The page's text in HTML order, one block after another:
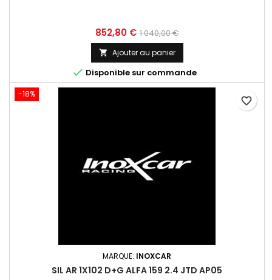
Prix
852,80 € Prix
de
base
1 040,00 €
 Ajouter au panier
 Disponible sur commande
-18%
MARQUE: INOXCAR
SIL AR 1X102 D+G ALFA 159 2.4 JTD AP05
favorite_border